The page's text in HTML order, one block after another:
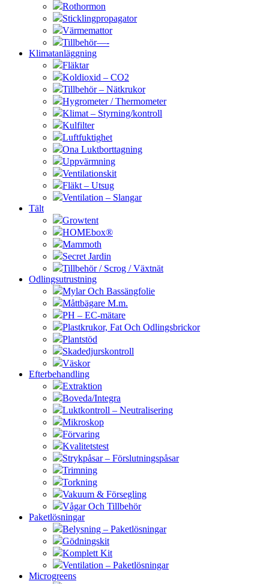
Rothormon
Sticklingpropagator
Värmemattor
Tillbehör—-
Klimatanläggning
Fläktar
Koldioxid – CO2
Tillbehör – Nätkrukor
Hygrometer / Thermometer
Klimat – Styrning/kontroll
Kulfilter
Luftfuktighet
Ona Luktborttagning
Uppvärmning
Ventilationskit
Fläkt – Utsug
Ventilation – Slangar
Tält
Growtent
HOMEbox®
Mammoth
Secret Jardin
Tillbehör / Scrog / Växtnät
Odlingsutrustning
Mylar Och Bassängfolie
Måttbägare M.m.
PH – EC-mätare
Plastkrukor, Fat Och Odlingsbrickor
Plantstöd
Skadedjurskontroll
Väskor
Efterbehandling
Extraktion
Boveda/Integra
Luktkontroll – Neutralisering
Mikroskop
Förvaring
Kvalitetstest
Strykpåsar – Förslutningspåsar
Trimning
Torkning
Vakuum & Försegling
Vågar Och Tillbehör
Paketlösningar
Belysning – Paketlösningar
Gödningskit
Komplett Kit
Ventilation – Paketlösningar
Microgreens